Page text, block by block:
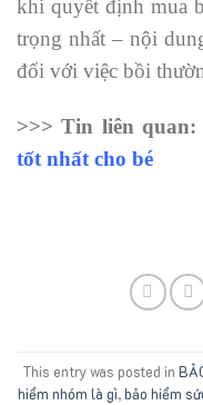
khi quyết định mua
trọng nhất – nội
đối với việc bồi
>>> Tin liên quan:
tốt nhất cho bé
This entry was posted in
hiểm nhóm là gì,bảo hiểm